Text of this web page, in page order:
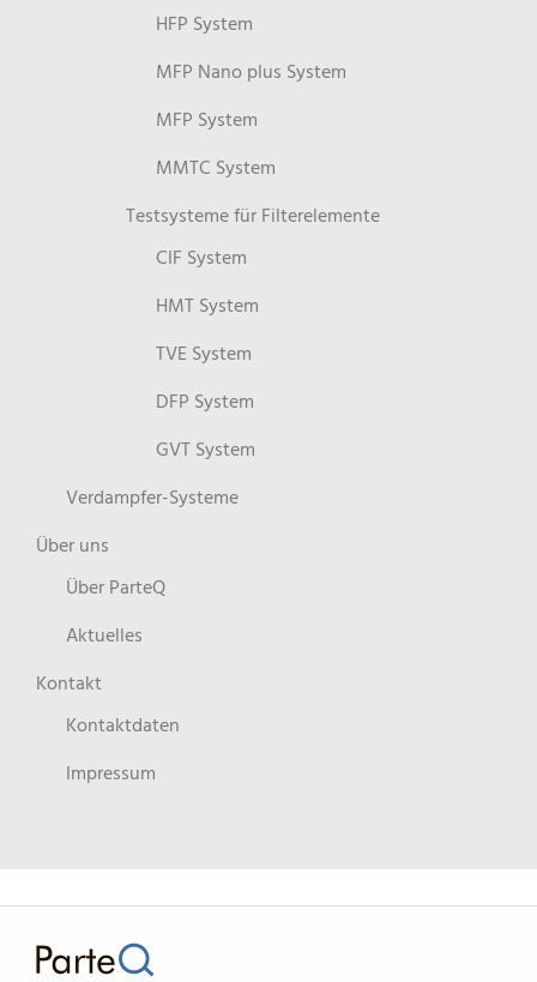
HFP System
MFP Nano plus System
MFP System
MMTC System
Testsysteme für Filterelemente
CIF System
HMT System
TVE System
DFP System
GVT System
Verdampfer-Systeme
Über uns
Über ParteQ
Aktuelles
Kontakt
Kontaktdaten
Impressum